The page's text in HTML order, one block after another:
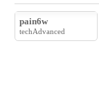
pain6w
techAdvanced